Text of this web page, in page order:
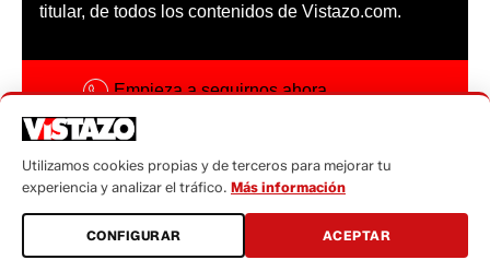
titular, de todos los contenidos de Vistazo.com.
Empieza a seguirnos ahora
Código ética
Sugerencias a:
sugerencias@vistazo.com
Utilizamos cookies propias y de terceros para mejorar tu
experiencia y analizar el tráfico. Más información
CONFIGURAR ACEPTAR